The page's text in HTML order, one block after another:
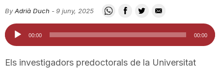
i
By Adrià Duch -9 juny, 2025
Reproductor
d'àudio
00:00 00:00
Els investigadors predoctorals de la Universitat